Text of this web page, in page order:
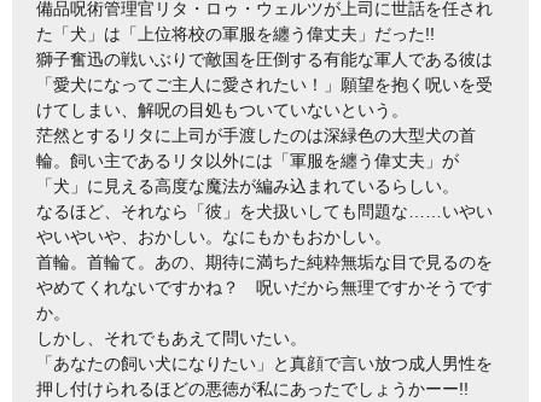
備品呪術管理官リタ・ロゥ・ウェルツが上司に世話を任され
た「犬」は「上位将校の軍服を纏う偉丈夫」だった!!
獅子奮迅の戦いぶりで敵国を圧倒する有能な軍人である彼は
「愛犬になってご主人に愛されたい！」願望を抱く呪いを受
けてしまい、解呪の目処もついていないという。
茫然とするリタに上司が手渡したのは深緑色の大型犬の首
輪。飼い主であるリタ以外には「軍服を纏う偉丈夫」が
「犬」に見える高度な魔法が編み込まれているらしい。
なるほど、それなら「彼」を犬扱いしても問題な……いやい
やいやいや、おかしい。なにもかもおかしい。
首輪。首輪て。あの、期待に満ちた純粋無垢な目で見るのを
やめてくれないですかね？ 呪いだから無理ですかそうです
か。
しかし、それでもあえて問いたい。
「あなたの飼い犬になりたい」と真顔で言い放つ成人男性を
押し付けられるほどの悪徳が私にあったでしょうかーー!!